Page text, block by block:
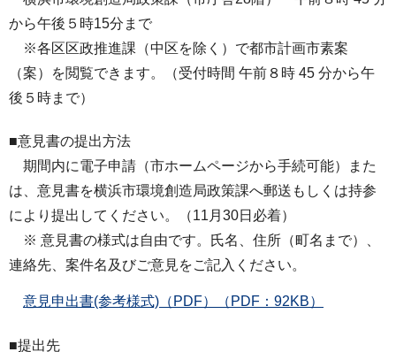
から午後５時15分まで
※各区区政推進課（中区を除く）で都市計画市素案
（案）を閲覧できます。（受付時間 午前８時 45 分から午
後５時まで）
■意見書の提出方法
期間内に電子申請（市ホームページから手続可能）また
は、意見書を横浜市環境創造局政策課へ郵送もしくは持参
により提出してください。（11月30日必着）
※ 意見書の様式は自由です。氏名、住所（町名まで）、
連絡先、案件名及びご意見をご記入ください。
意見申出書(参考様式)（PDF）（PDF：92KB）
■提出先